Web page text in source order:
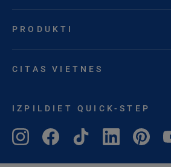
PRODUKTI
CITAS VIETNES
IZPILDIET QUICK-STEP